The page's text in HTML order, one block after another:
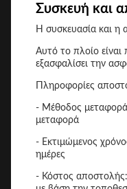
Συσκευή και
Η συσκευασία και η
Αυτό το πλοίο είναι
εξασφαλίσει την
Πληροφορίες
- Μέθοδος
μεταφορά
- Εκτιμώμενος
ημέρες
- Κόστος